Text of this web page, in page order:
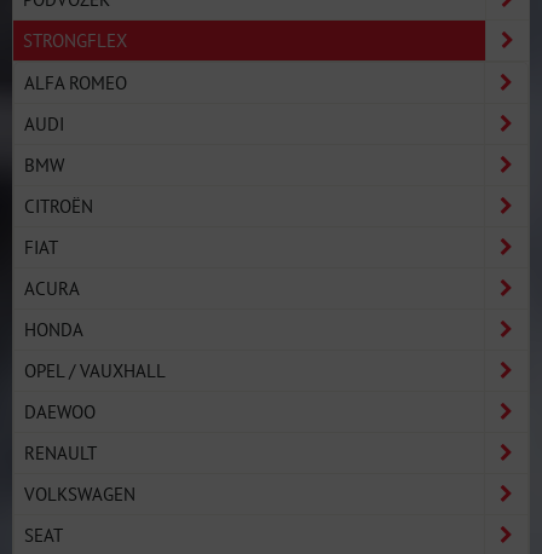
STRONGFLEX
ALFA ROMEO
AUDI
BMW
CITROËN
FIAT
ACURA
HONDA
OPEL / VAUXHALL
DAEWOO
RENAULT
VOLKSWAGEN
SEAT